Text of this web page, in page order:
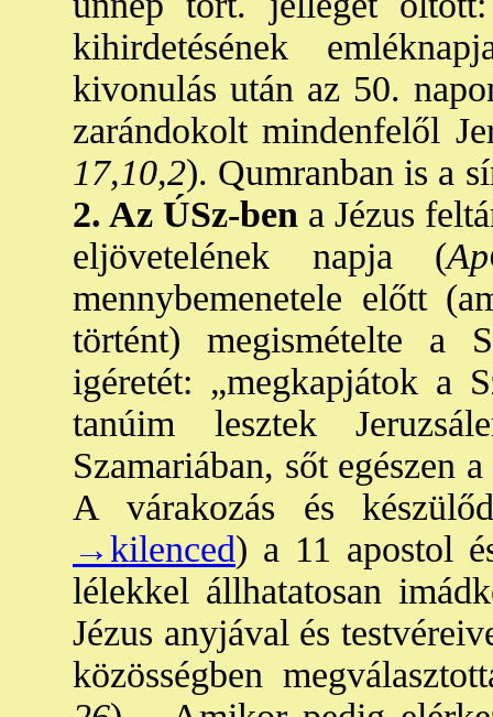
kihirdetésének
kivonulás után az 50.
zarándokolt mindenfelől
17,10,2). Qumranban is a
2. Az ÚSz-ben a Jézus
eljövetelének napja (
mennybemenetele előtt
történt) megismételte a
igéretét: „megkapjátok a
tanúim lesztek
Szamariában, sőt egészen
A várakozás és
→kilenced) a 11 apostol
lélekkel állhatatosan
Jézus anyjával és
közösségben